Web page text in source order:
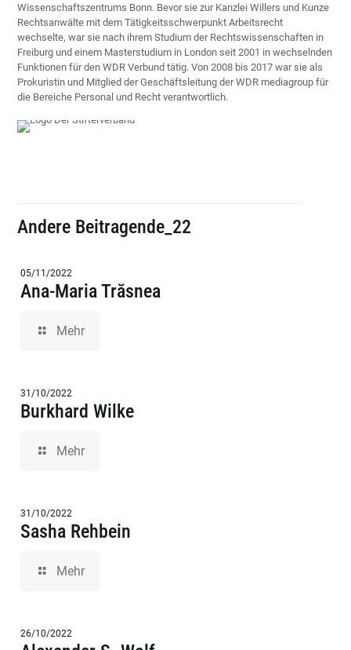
Wissenschaftszentrums Bonn. Bevor sie zur Kanzlei Willers und Kunze
Rechtsanwälte mit dem Tätigkeitsschwerpunkt Arbeitsrecht
wechselte, war sie nach ihrem Studium der Rechtswissenschaften in
Freiburg und einem Masterstudium in London seit 2001 in wechselnden
Funktionen für den WDR Verbund tätig. Von 2008 bis 2017 war sie als
Prokuristin und Mitglied der Geschäftsleitung der WDR mediagroup für
die Bereiche Personal und Recht verantwortlich.
Andere Beitragende_22
05/11/2022
Ana-Maria Trăsnea
Mehr
31/10/2022
Burkhard Wilke
Mehr
31/10/2022
Sasha Rehbein
Mehr
26/10/2022